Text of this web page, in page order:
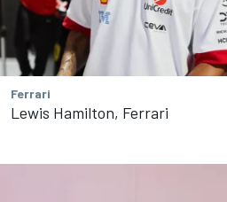
Ferrari
Lewis Hamilton, Ferrari